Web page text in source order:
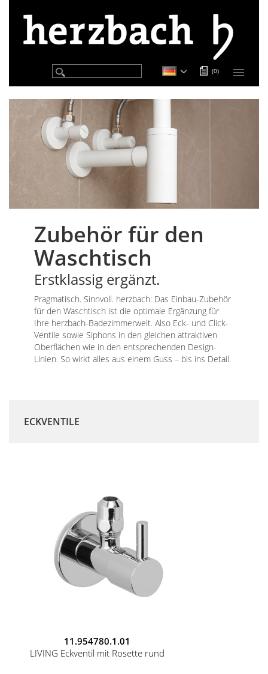
(0)
Toggle
Body
Zubehör für den
Waschtisch
Erstklassig ergänzt.
Pragmatisch. Sinnvoll. herzbach: Das Einbau-Zubehör
für den Waschtisch ist die optimale Ergänzung für
Ihre herzbach-Badezimmerwelt. Also Eck- und Click-
Ventile sowie Siphons in den gleichen attraktiven
Oberflächen wie in den entsprechenden Design-
Linien. So wirkt alles aus einem Guss – bis ins Detail.
ECKVENTILE
11.954780.1.01
LIVING Eckventil mit Rosette rund